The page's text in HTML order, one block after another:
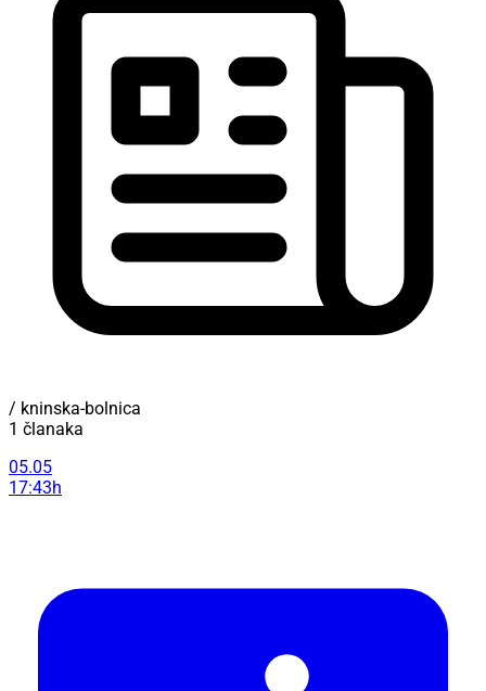
/ kninska-bolnica
1 članaka
05.05
17:43h